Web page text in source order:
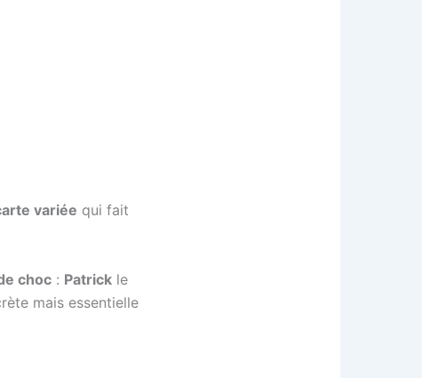
variée qui fait
choc : Patrick le
mais essentielle